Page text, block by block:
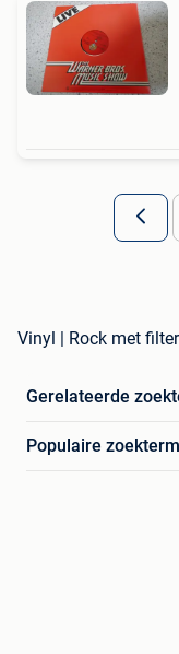
Vinyl | Rock met
Gerelateerde
Populaire